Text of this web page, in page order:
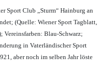
Sport Club „Sturm“ Hainburg an
(Quelle: Wiener Sport Tagblatt,
Vereinsfarben: Blau-Schwarz;
in Vaterländischer Sport
aber noch im selben Jahr löste